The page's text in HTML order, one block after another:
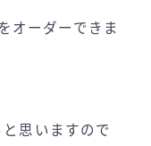
オーダーできま
思いますので